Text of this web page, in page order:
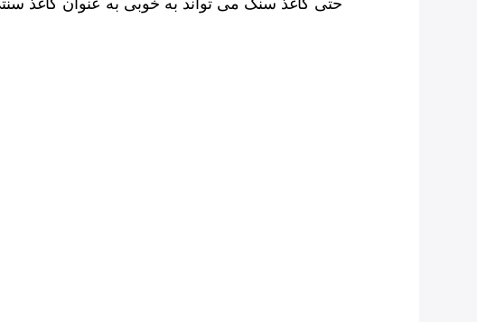
حتی کاغذ سنگ می تواند به خوبی به عنوان کاغذ